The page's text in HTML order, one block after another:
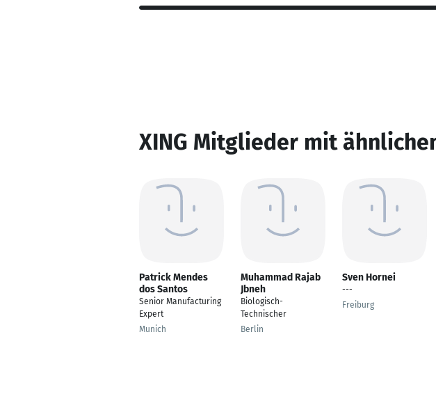
XING Mitglieder mit
Patrick Mendes
dos Santos
Senior Manufacturing
Expert
Munich
Muhammad Rajab
Jbneh
Biologisch-
Technischer
Berlin
Sven Hornei
---
Freiburg